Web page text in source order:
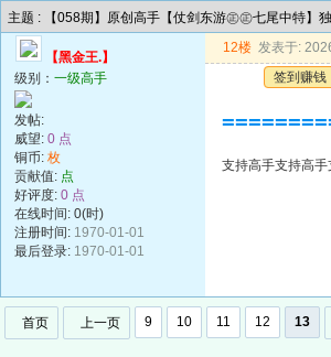
主题 : 【058期】原创高手【仗剑东游㊣㊣七尾中特】
【黑金王.】
级别： 一级高手
发帖:
威望: 0 点
铜币: 枚
贡献值: 点
好评度: 0 点
在线时间: 0(时)
注册时间: 1970-01-01
最后登录: 1970-01-01
12楼 发表于:
签到赚钱
支持高手支持高
首页 上一页 9 10 11 12 13